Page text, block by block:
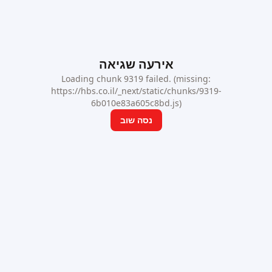
אירעה שגיאה
Loading chunk 9319 failed. (missing:
https://hbs.co.il/_next/static/chunks/9319-
6b010e83a605c8bd.js)